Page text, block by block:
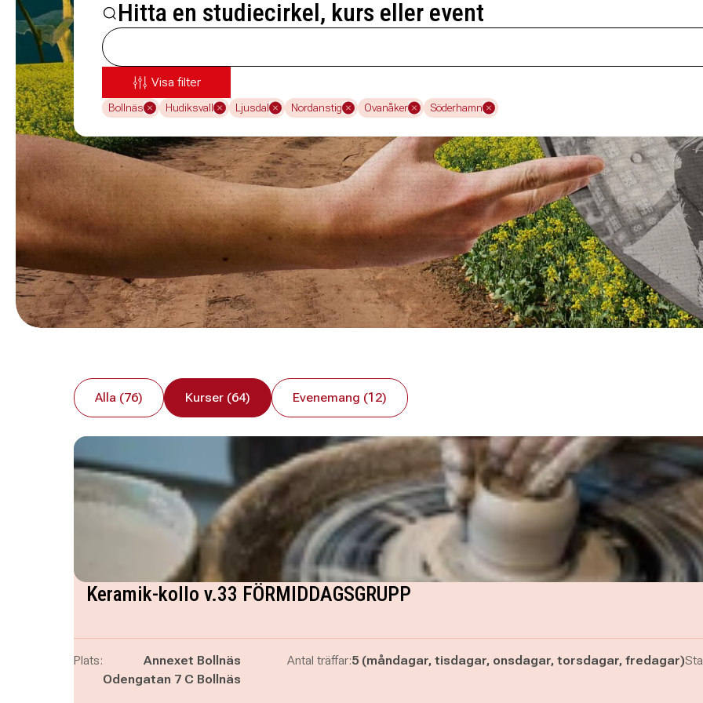
Hitta en studiecirkel, kurs eller event
Visa filter
Bollnäs Hudiksvall Ljusdal Nordanstig Ovanåker Söderhamn
Alla (76) Kurser (64) Evenemang (12)
Keramik-kollo v.33 FÖRMIDDAGSGRUPP
Plats:
Annexet Bollnäs
Odengatan 7 C Bollnäs
Antal träffar:5 (måndagar, tisdagar, onsdagar, torsdagar, fredagar)